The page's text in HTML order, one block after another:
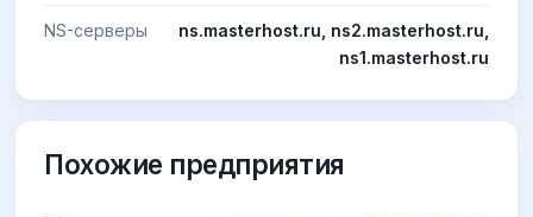
NS-серверы
ns.masterhost.ru, ns2.masterhost.ru,
ns1.masterhost.ru
Похожие предприятия